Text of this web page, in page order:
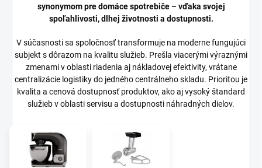
synonymom pre domáce spotrebiče – vďaka svojej
spoľahlivosti, dlhej životnosti a dostupnosti.
V súčasnosti sa spoločnosť transformuje na moderne fungujúci
subjekt s dôrazom na kvalitu služieb. Prešla viacerými výraznými
zmenami v oblasti riadenia aj nákladovej efektivity, vrátane
centralizácie logistiky do jedného centrálneho skladu. Prioritou je
kvalita a cenová dostupnosť produktov, ako aj vysoký štandard
služieb v oblasti servisu a dostupnosti náhradných dielov.